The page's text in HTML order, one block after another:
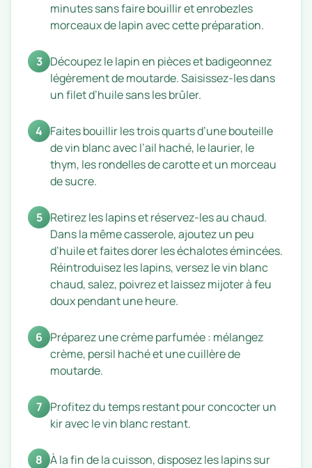
minutes sans faire bouillir et enrobezles
morceaux de lapin avec cette préparation.
3 Découpez le lapin en pièces et badigeonnez
légèrement de moutarde. Saisissez-les dans
un filet d’huile sans les brûler.
4 Faites bouillir les trois quarts d’une bouteille
de vin blanc avec l’ail haché, le laurier, le
thym, les rondelles de carotte et un morceau
de sucre.
5 Retirez les lapins et réservez-les au chaud.
Dans la même casserole, ajoutez un peu
d’huile et faites dorer les échalotes émincées.
Réintroduisez les lapins, versez le vin blanc
chaud, salez, poivrez et laissez mijoter à feu
doux pendant une heure.
6 Préparez une crème parfumée : mélangez
crème, persil haché et une cuillère de
moutarde.
7 Profitez du temps restant pour concocter un
kir avec le vin blanc restant.
8 À la fin de la cuisson, disposez les lapins sur